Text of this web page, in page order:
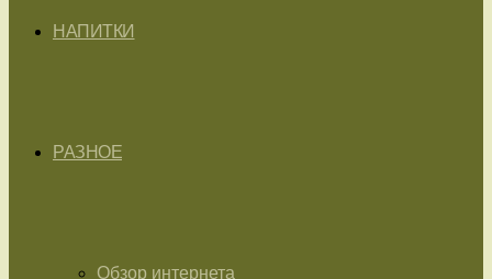
НАПИТКИ
РАЗНОЕ
Обзор интернета